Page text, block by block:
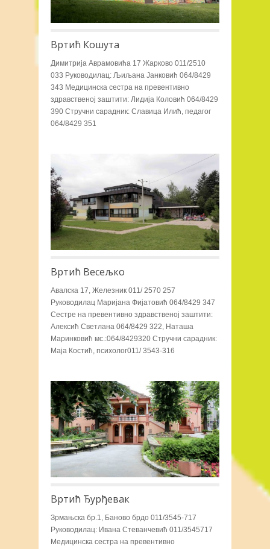
Вртић Кошута
Димитрија Аврамовића 17 Жарково 011/2510
033 Руководилац: Љиљана Јанковић 064/8429
343 Медицинска сестра на превентивно
здравственој заштити: Лидија Коловић 064/8429
390 Стручни сарадник: Славица Илић, педагог
064/8429 351
Вртић Весељко
Авалска 17, Железник 011/ 2570 257
Руководилац Маријана Фијатовић 064/8429 347
Сестре на превентивно здравственој заштити:
Алексић Светлана 064/8429 322, Наташа
Маринковић мс.:064/8429320 Стручни сарадник:
Маја Костић, психолог011/ 3543-316
Вртић Ђурђевак
Зрмањска бр.1, Баново брдо 011/3545-717
Руководилац: Ивана Стеванчевић 011/3545717
Медицинска сестра на превентивно